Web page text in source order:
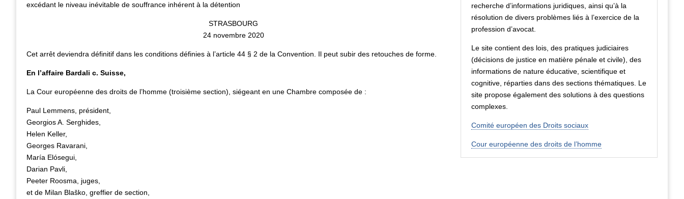
excédant le niveau inévitable de souffrance inhérent à la détention
STRASBOURG
24 novembre 2020
Cet arrêt deviendra définitif dans les conditions définies à l’article 44 § 2 de la Convention. Il peut subir des retouches de forme.
En l’affaire Bardali c. Suisse,
La Cour européenne des droits de l’homme (troisième section), siégeant en une Chambre composée de :
Paul Lemmens, président,
Georgios A. Serghides,
Helen Keller,
Georges Ravarani,
María Elósegui,
Darian Pavli,
Peeter Roosma, juges,
et de Milan Blaško, greffier de section,
recherche d’informations juridiques, ainsi qu’à la
résolution de divers problèmes liés à l’exercice de la
profession d’avocat.
Le site contient des lois, des pratiques judiciaires
(décisions de justice en matière pénale et civile), des
informations de nature éducative, scientifique et
cognitive, réparties dans des sections thématiques. Le
site propose également des solutions à des questions
complexes.
Comité européen des Droits sociaux
Cour européenne des droits de l’homme